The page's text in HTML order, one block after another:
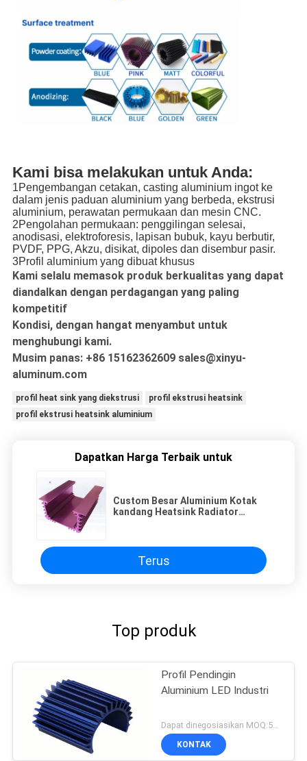
Kami bisa melakukan untuk Anda:
1Pengembangan cetakan, casting aluminium ingot ke
dalam jenis paduan aluminium yang berbeda, ekstrusi
aluminium, perawatan permukaan dan mesin CNC.
2Pengolahan permukaan: penggilingan selesai,
anodisasi, elektroforesis, lapisan bubuk, kayu berbutir,
PVDF, PPG, Akzu, disikat, dipoles dan disembur pasir.
3Profil aluminium yang dibuat khusus
Kami selalu memasok produk berkualitas yang dapat
diandalkan dengan perdagangan yang paling
kompetitif
Kondisi, dengan hangat menyambut untuk
menghubungi kami.
Musim panas: +86 15162362609 sales@xinyu-
aluminum.com
profil heat sink yang diekstrusi
profil ekstrusi heatsink
profil ekstrusi heatsink aluminium
Dapatkan Harga Terbaik untuk
Custom Besar Aluminium Kotak
kandang Heatsink Radiator
Terus
Top produk
Profil Pendingin
Aluminium LED Industri
Dapat dinegosiasikan MOQ:500KGS
KONTAK